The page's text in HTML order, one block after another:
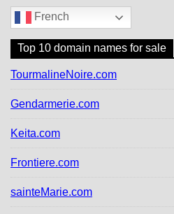
French
Top 10 domain names for sale
TourmalineNoire.com
Gendarmerie.com
Keita.com
Frontiere.com
sainteMarie.com